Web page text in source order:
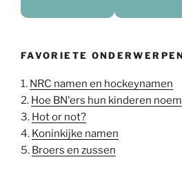
FAVORIETE ONDERWERPEN
1. NRC namen en hockeynamen
2. Hoe BN'ers hun kinderen
3. Hot or not?
4. Koninkijke namen
5. Broers en zussen